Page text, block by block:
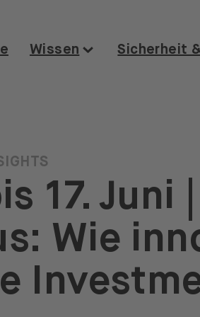
Wissen Sicherheit
17. Juni
Wie